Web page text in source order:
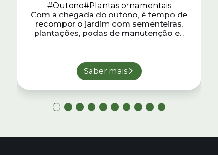
#Outono#Plantas ornamentais
Com a chegada do outono, é tempo de
recompor o jardim com sementeiras,
plantações, podas de manutenção e...
Saber mais